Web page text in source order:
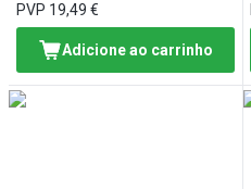
PVP 19,49 €
Adicione ao carrinho